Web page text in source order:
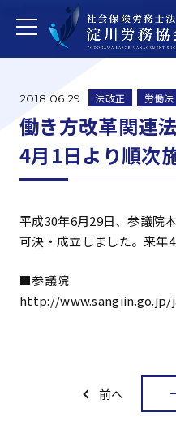
2018.06.29 法改正 労働
働き方改革関連
4月1日より順次
平成30年6月29日、参議院
可決・成立しました。来年
■参議院
http://www.sangiin.go.jp/
前へ